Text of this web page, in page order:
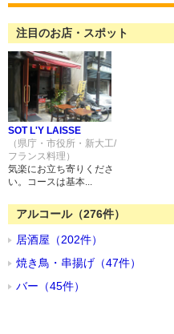
注目のお店・スポット
SOT L'Y LAISSE
（県庁・市役所・新大工/
フランス料理）
気楽にお立ち寄りくださ
い。コースは基本...
アルコール（276件）
居酒屋（202件）
焼き鳥・串揚げ（47件）
バー（45件）